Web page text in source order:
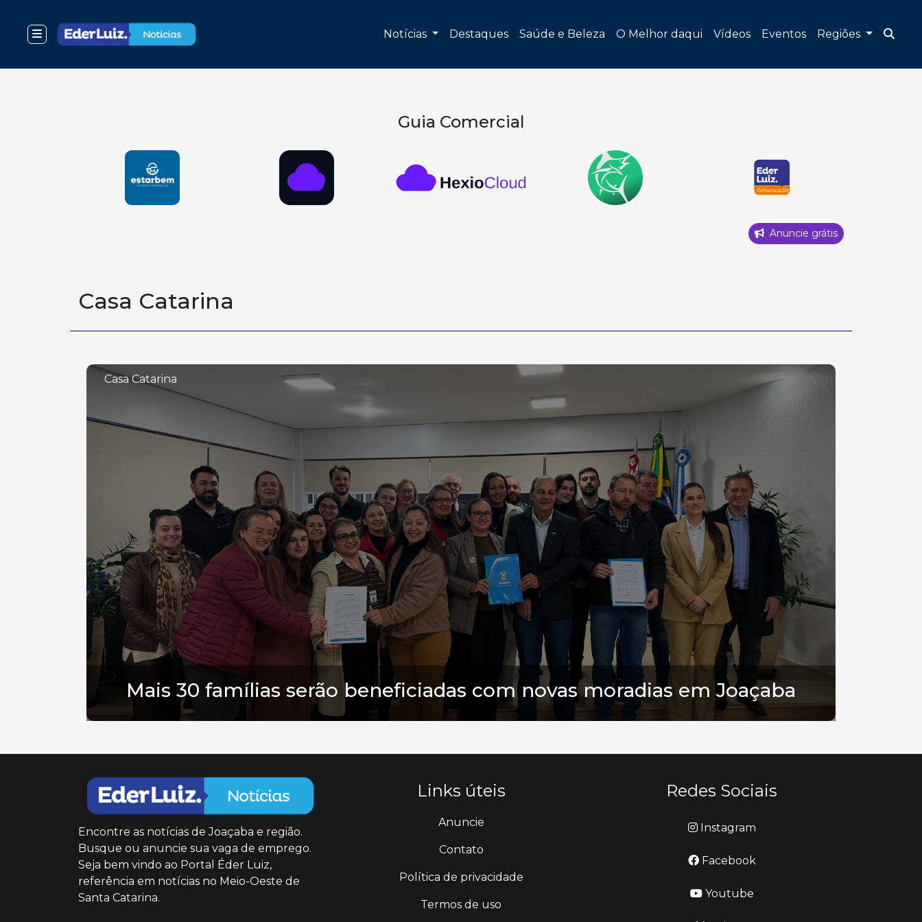
Notícias Destaques Saúde e Beleza O Melhor daqui Vídeos Eventos Regiões
Guia Comercial
Anuncie grátis
Casa Catarina
Casa Catarina
Mais 30 famílias serão beneficiadas com novas moradias em Joaçaba
Encontre as notícias de Joaçaba e região.
Busque ou anuncie sua vaga de emprego.
Seja bem vindo ao Portal Éder Luiz,
referência em notícias no Meio-Oeste de
Santa Catarina.
Links úteis
Anuncie
Contato
Política de privacidade
Termos de uso
Redes Sociais
Instagram
Facebook
Youtube